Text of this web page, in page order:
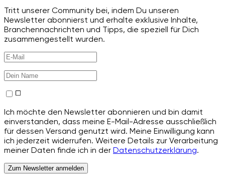
Tritt unserer Community bei, indem Du unseren
Newsletter abonnierst und erhalte exklusive Inhalte,
Branchennachrichten und Tipps, die speziell für Dich
zusammengestellt wurden.
Ich möchte den Newsletter abonnieren und bin damit
einverstanden, dass meine E-Mail-Adresse ausschließlich
für dessen Versand genutzt wird. Meine Einwilligung kann
ich jederzeit widerrufen. Weitere Details zur Verarbeitung
meiner Daten finde ich in der Datenschutzerklärung.
Zum Newsletter anmelden